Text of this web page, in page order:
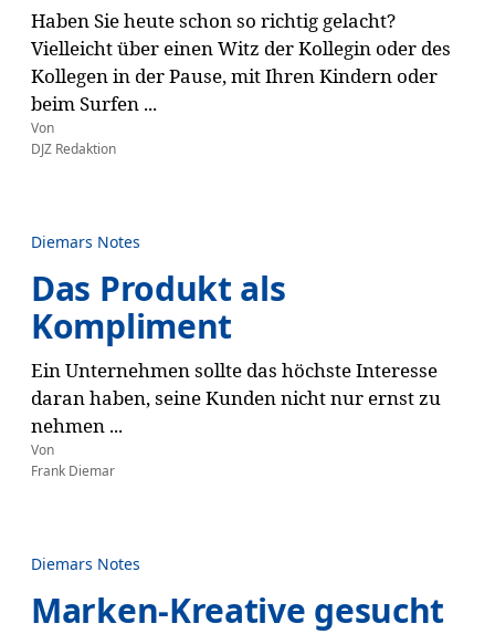
Haben Sie heute schon so richtig gelacht?
Vielleicht über einen Witz der Kollegin oder des
Kollegen in der Pause, mit Ihren Kindern oder
beim Surfen ...
Von
DJZ Redaktion
Diemars Notes
Das Produkt als
Kompliment
Ein Unternehmen sollte das höchste Interesse
daran haben, seine Kunden nicht nur ernst zu
nehmen ...
Von
Frank Diemar
Diemars Notes
Marken-Kreative gesucht